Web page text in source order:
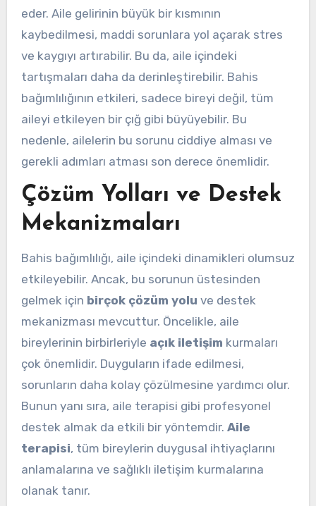
eder. Aile gelirinin büyük bir kısmının
kaybedilmesi, maddi sorunlara yol açarak stres
ve kaygıyı artırabilir. Bu da, aile içindeki
tartışmaları daha da derinleştirebilir. Bahis
bağımlılığının etkileri, sadece bireyi değil, tüm
aileyi etkileyen bir çığ gibi büyüyebilir. Bu
nedenle, ailelerin bu sorunu ciddiye alması ve
gerekli adımları atması son derece önemlidir.
Çözüm Yolları ve Destek
Mekanizmaları
Bahis bağımlılığı, aile içindeki dinamikleri olumsuz
etkileyebilir. Ancak, bu sorunun üstesinden
gelmek için birçok çözüm yolu ve destek
mekanizması mevcuttur. Öncelikle, aile
bireylerinin birbirleriyle açık iletişim kurmaları
çok önemlidir. Duyguların ifade edilmesi,
sorunların daha kolay çözülmesine yardımcı olur.
Bunun yanı sıra, aile terapisi gibi profesyonel
destek almak da etkili bir yöntemdir. Aile
terapisi, tüm bireylerin duygusal ihtiyaçlarını
anlamalarına ve sağlıklı iletişim kurmalarına
olanak tanır.